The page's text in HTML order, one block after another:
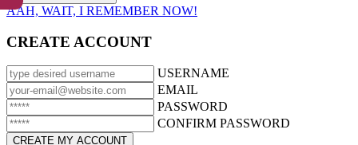
AAH, WAIT, I REMEMBER NOW!
CREATE ACCOUNT
USERNAME
EMAIL
PASSWORD
CONFIRM PASSWORD